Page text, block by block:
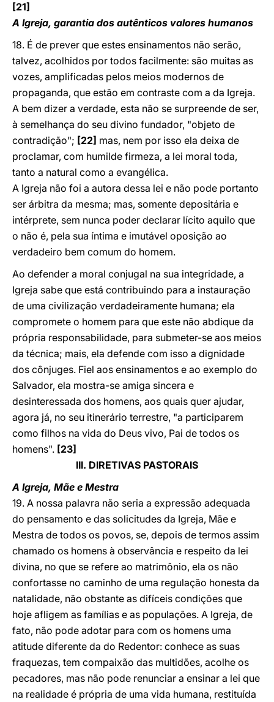
[21]
A Igreja, garantia dos autênticos valores humanos
18. É de prever que estes ensinamentos não serão,
talvez, acolhidos por todos facilmente: são muitas as
vozes, amplificadas pelos meios modernos de
propaganda, que estão em contraste com a da Igreja.
A bem dizer a verdade, esta não se surpreende de ser,
à semelhança do seu divino fundador, "objeto de
contradição"; [22] mas, nem por isso ela deixa de
proclamar, com humilde firmeza, a lei moral toda,
tanto a natural como a evangélica.
A Igreja não foi a autora dessa lei e não pode portanto
ser árbitra da mesma; mas, somente depositária e
intérprete, sem nunca poder declarar lícito aquilo que
o não é, pela sua íntima e imutável oposição ao
verdadeiro bem comum do homem.
Ao defender a moral conjugal na sua integridade, a
Igreja sabe que está contribuindo para a instauração
de uma civilização verdadeiramente humana; ela
compromete o homem para que este não abdique da
própria responsabilidade, para submeter-se aos meios
da técnica; mais, ela defende com isso a dignidade
dos cônjuges. Fiel aos ensinamentos e ao exemplo do
Salvador, ela mostra-se amiga sincera e
desinteressada dos homens, aos quais quer ajudar,
agora já, no seu itinerário terrestre, "a participarem
como filhos na vida do Deus vivo, Pai de todos os
homens". [23]
III. DIRETIVAS PASTORAIS
A Igreja, Mãe e Mestra
19. A nossa palavra não seria a expressão adequada
do pensamento e das solicitudes da Igreja, Mãe e
Mestra de todos os povos, se, depois de termos assim
chamado os homens à observância e respeito da lei
divina, no que se refere ao matrimônio, ela os não
confortasse no caminho de uma regulação honesta da
natalidade, não obstante as difíceis condições que
hoje afligem as famílias e as populações. A Igreja, de
fato, não pode adotar para com os homens uma
atitude diferente da do Redentor: conhece as suas
fraquezas, tem compaixão das multidões, acolhe os
pecadores, mas não pode renunciar a ensinar a lei que
na realidade é própria de uma vida humana, restituída